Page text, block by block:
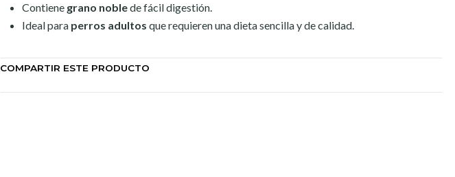
Contiene grano noblede fácil digestión.
Ideal para perros adultos que requieren una dieta sencilla y de calidad.
COMPARTIR ESTE PRODUCTO